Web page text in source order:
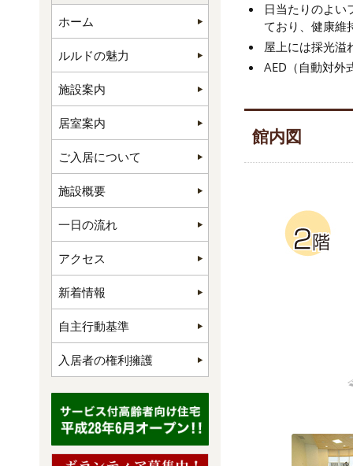
日当たりのよい
ており、健康維
屋上には採光溢
AED（自動対外
館内図
ホーム
ルルドの魅力
施設案内
居室案内
ご入居について
施設概要
一日の流れ
アクセス
新着情報
自主行動基準
入居者の権利擁護